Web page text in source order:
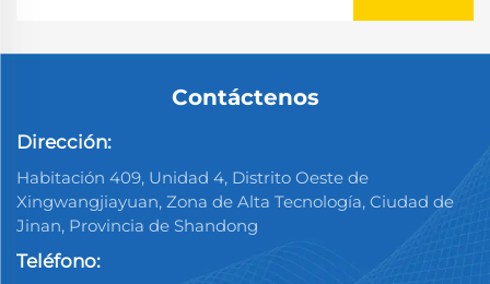
Contáctenos
Dirección:
Habitación 409, Unidad 4, Distrito Oeste de
Xingwangjiayuan, Zona de Alta Tecnología, Ciudad de
Jinan, Provincia de Shandong
Teléfono: